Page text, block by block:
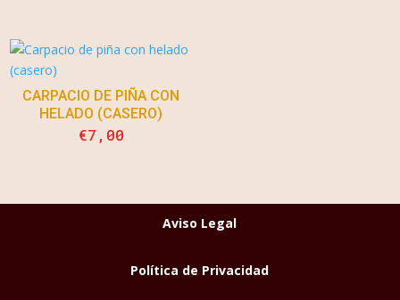
CARPACIO DE PIÑA CON
HELADO (CASERO)
€7,00
Aviso Legal
Política de Privacidad